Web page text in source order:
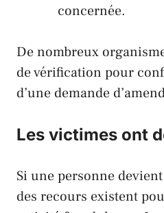
concernée.
De nombreux
de vérification pour
d’une demande
Les victimes ont
Si une personne
des recours existent